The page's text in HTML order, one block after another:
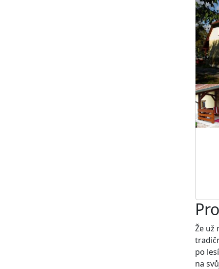
Že už
po
na